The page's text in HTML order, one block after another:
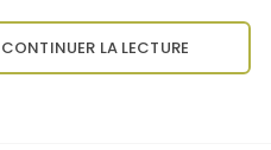
CONTINUER LA LECTURE